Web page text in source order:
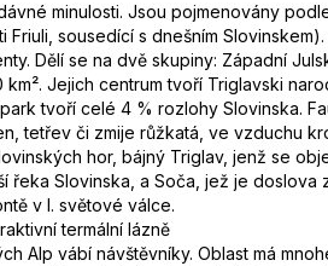
minulosti. Jsou pojmenovány
sousedící s dnešním Slovinskem).
Dělí se na dvě skupiny: Západní
Jejich centrum tvoří Triglavski
tvoří celé 4 % rozlohy Slovinska.
tetřev či zmije růžkatá, ve vzduchu
hor, bájný Triglav, jenž se
řeka Slovinska, a Soča, jež je
v I. světové válce.
termální lázně
Alp vábí návštěvníky. Oblast má